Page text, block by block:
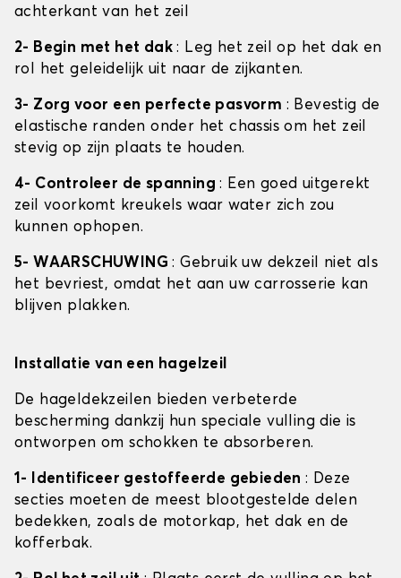
achterkant van het zeil
2- Begin met het dak: Leg het zeil op het dak en
rol het geleidelijk uit naar de zijkanten.
3- Zorg voor een perfecte pasvorm : Bevestig de
elastische randen onder het chassis om het zeil
stevig op zijn plaats te houden.
4- Controleer de spanning: Een goed uitgerekt
zeil voorkomt kreukels waar water zich zou
kunnen ophopen.
5- WAARSCHUWING: Gebruik uw dekzeil niet als
het bevriest, omdat het aan uw carrosserie kan
blijven plakken.
Installatie van een hagelzeil
De hageldekzeilen bieden verbeterde
bescherming dankzij hun speciale vulling die is
ontworpen om schokken te absorberen.
1- Identificeer gestoffeerde gebieden: Deze
secties moeten de meest blootgestelde delen
bedekken, zoals de motorkap, het dak en de
kofferbak.